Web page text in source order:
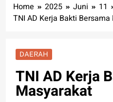
Home 2025 Juni
11
TNI AD Kerja Bakti
DAERAH
TNI AD Kerja
Masyarakat